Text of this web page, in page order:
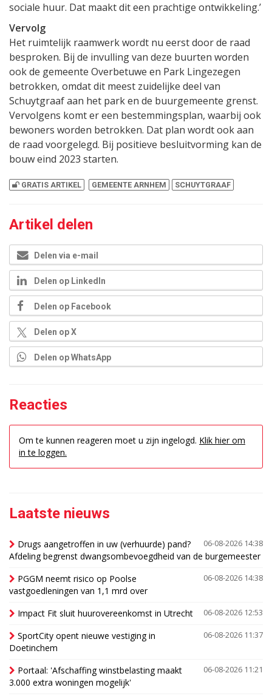
sociale huur. Dat maakt dit een prachtige ontwikkeling.’
Vervolg
Het ruimtelijk raamwerk wordt nu eerst door de raad
besproken. Bij de invulling van deze buurten worden
ook de gemeente Overbetuwe en Park Lingezegen
betrokken, omdat dit meest zuidelijke deel van
Schuytgraaf aan het park en de buurgemeente grenst.
Vervolgens komt er een bestemmingsplan, waarbij ook
bewoners worden betrokken. Dat plan wordt ook aan
de raad voorgelegd. Bij positieve besluitvorming kan de
bouw eind 2023 starten.
GRATIS ARTIKEL GEMEENTE ARNHEM SCHUYTGRAAF
Artikel delen
Delen via e-mail
Delen op LinkedIn
Delen op Facebook
Delen op X
Delen op WhatsApp
Reacties
Om te kunnen reageren moet u zijn ingelogd. Klik hier om
in te loggen.
Laatste nieuws
06-08-2026 14:38
Drugs aangetroffen in uw (verhuurde) pand?
Afdeling begrenst dwangsombevoegdheid van de burgemeester
06-08-2026 14:38
PGGM neemt risico op Poolse
vastgoedleningen van 1,1 mrd over
06-08-2026 12:53
Impact Fit sluit huurovereenkomst in Utrecht
06-08-2026 11:37
SportCity opent nieuwe vestiging in
Doetinchem
06-08-2026 11:21
Portaal: 'Afschaffing winstbelasting maakt
3.000 extra woningen mogelijk'